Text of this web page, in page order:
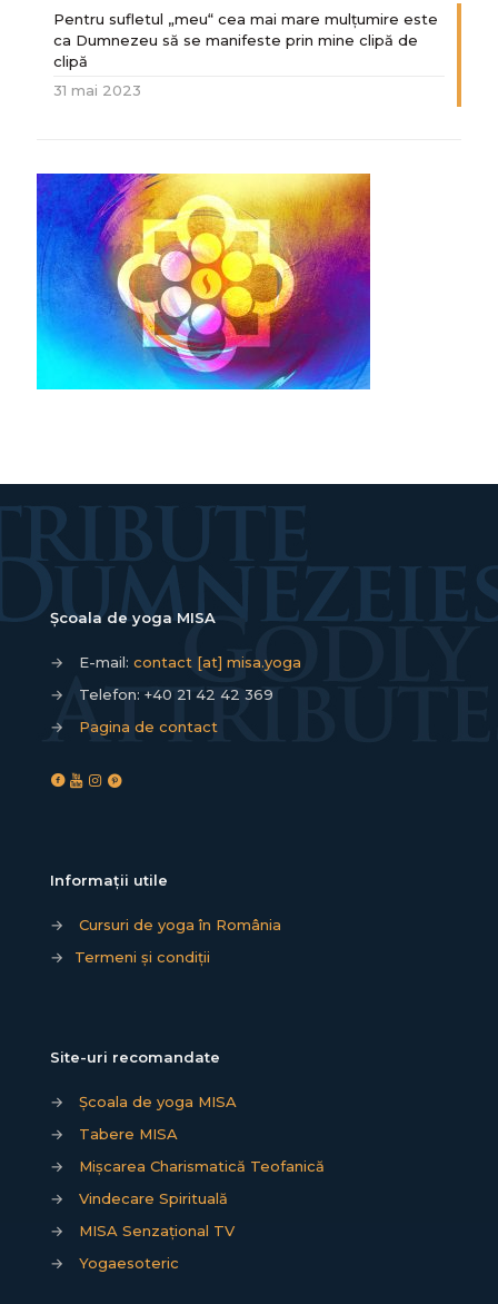
Pentru sufletul „meu“ cea mai mare mulțumire este
ca Dumnezeu să se manifeste prin mine clipă de
clipă
31 mai 2023
Școala de yoga MISA
→ E-mail: contact [at] misa.yoga
→
Telefon: +40 21 42 42 369
→
Pagina de contact
Informații utile
→
Cursuri de yoga în România
→
Termeni și condiții
Site-uri recomandate
→
Școala de yoga MISA
→
Tabere MISA
→
Mișcarea Charismatică Teofanică
→
Vindecare Spirituală
→
MISA Senzațional TV
→
Yogaesoteric